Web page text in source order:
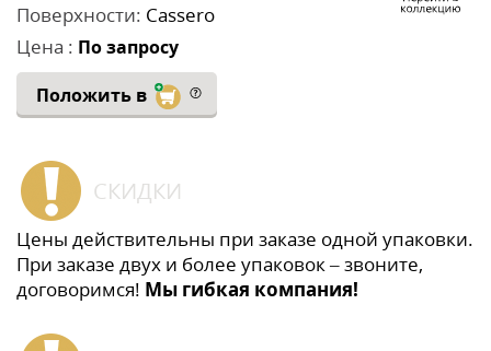
Поверхности: Cassero
Цена : По запросу
Положить в
СКИДКИ
Цены действительны при заказе одной упаковки.
При заказе двух и более упаковок – звоните,
договоримся! Мы гибкая компания!